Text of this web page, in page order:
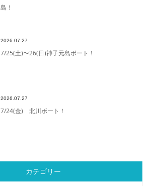
島！
2026.07.27
7/25(土)〜26(日)神子元島ボート！
2026.07.27
7/24(金) 北川ボート！
カテゴリー